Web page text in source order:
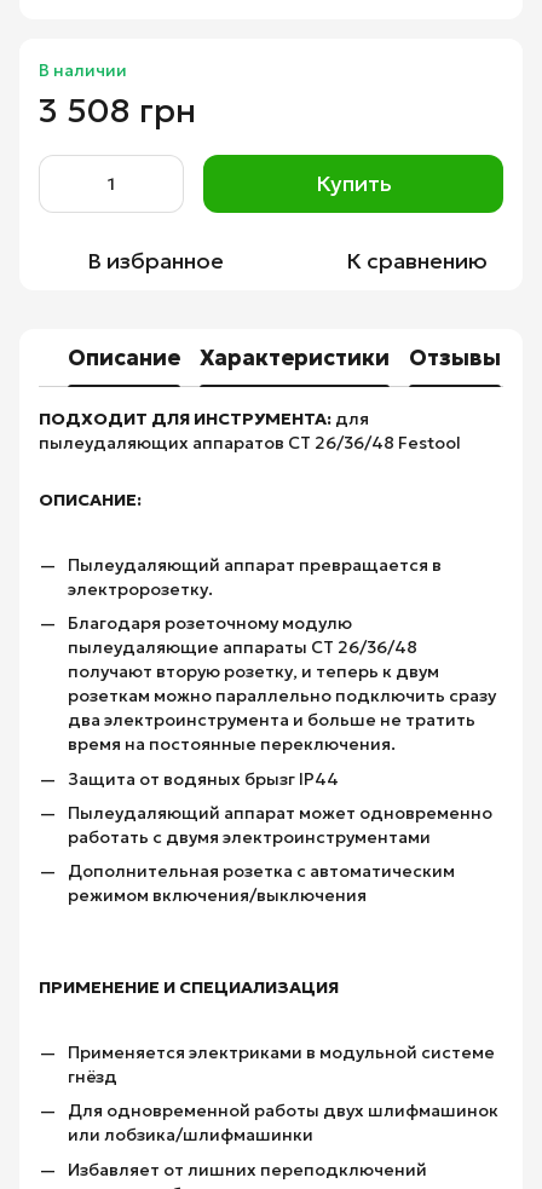
В наличии
3 508 грн
Купить
В избранное К сравнению
Описание Характеристики Отзывы
ПОДХОДИТ ДЛЯ ИНСТРУМЕНТА: для
пылеудаляющих аппаратов CT 26/36/48 Festool
ОПИСАНИЕ:
Пылеудаляющий аппарат превращается в
электророзетку.
Благодаря розеточному модулю
пылеудаляющие аппараты CT 26/36/48
получают вторую розетку, и теперь к двум
розеткам можно параллельно подключить сразу
два электроинструмента и больше не тратить
время на постоянные переключения.
Защита от водяных брызг IP44
Пылеудаляющий аппарат может одновременно
работать с двумя электроинструментами
Дополнительная розетка с автоматическим
режимом включения/выключения
ПРИМЕНЕНИЕ И СПЕЦИАЛИЗАЦИЯ
Применяется электриками в модульной системе
гнёзд
Для одновременной работы двух шлифмашинок
или лобзика/шлифмашинки
Избавляет от лишних переподключений